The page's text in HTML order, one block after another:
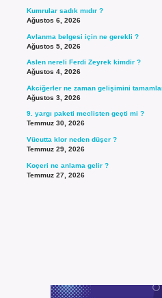
Kumrular sadık mıdır ?
Ağustos 6, 2026
Avlanma belgesi için ne gerekli ?
Ağustos 5, 2026
Aslen nereli Ferdi Zeyrek kimdir ?
Ağustos 4, 2026
Akciğerler ne zaman gelişimini
Ağustos 3, 2026
9. yargı paketi meclisten geçti mi ?
Temmuz 30, 2026
Vücutta klor neden düşer ?
Temmuz 29, 2026
Koçeri ne anlama gelir ?
Temmuz 27, 2026